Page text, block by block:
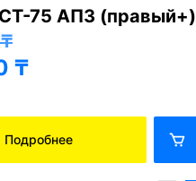
75 АПЗ (правый+)
₸
Подробнее